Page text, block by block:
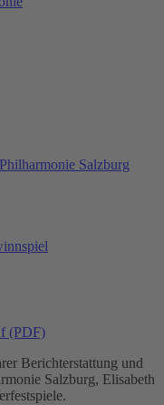
Salzburg
(PDF)
Berichterstattung und
Salzburg, Elisabeth